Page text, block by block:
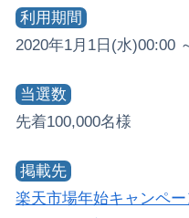
利用期間
2020年1月1日(水)00:00
当選数
先着100,000名様
掲載先
楽天市場年始キャンペ